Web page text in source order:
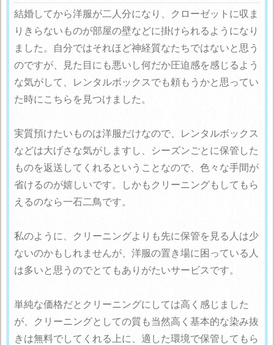
結婚してから洋服が二人分になり、クローゼットに収ま
りきらないものが部屋の壁などに掛けられるようになり
ました。自分ではそれほど神経質なたちではないと思う
のですが、見た目にも悪いし何だか圧迫感を感じるよう
な気がして、レンタルボックスでも頼もうかと思ってい
た時にこちらを見つけました。
実質預けたいものは洋服だけなので、レンタルボックス
などは大げさな気がしますし、シーズンごとに保管した
ものを返送してくれるということなので、色々な手間が
省けるのが嬉しいです。しかもクリーニングもしてもら
えるのなら一石二鳥です。
私のように、クリーニングよりも先に保管を見る人は少
ないのかもしれませんが、洋服の置き場に困っている人
は多いと思うのでとてもありがたいサービスです。
単純な価格だとクリーニングにしては高く感じました
が、クリーニングとしての質も当然高く基本的な染み抜
きは無料でしてくれる上に、適した環境で保管してもら